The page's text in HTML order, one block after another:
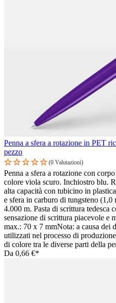
Penna a sfera a rotazione in PET
pezzo
(0 Valutazioni)
Penna a sfera a rotazione con
colore viola scuro. Inchiostro blu.
alta capacità con tubicino in
e sfera in carburo di tungsteno (1,0
4.000 m. Pasta di scrittura tedesca
sensazione di scrittura piacevole e
max.: 70 x 7 mmNota: a causa dei
utilizzati nel processo di
di colore tra le diverse parti della
Da 0,66 €*